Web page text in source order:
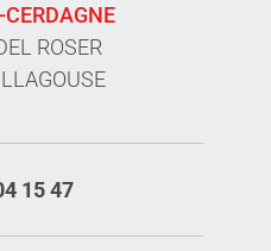
CERDAGNE
ROSER
15 47